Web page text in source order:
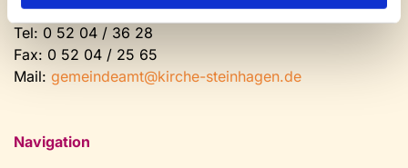
Tel: 0 52 04 / 36 28
Fax: 0 52 04 / 25 65
Mail: gemeindeamt@kirche-steinhagen.de
Navigation